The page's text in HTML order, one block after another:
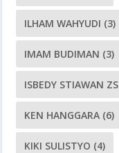
ILHAM WAHYUDI (3)
IMAM BUDIMAN (3)
ISBEDY STIAWAN ZS
KEN HANGGARA (6)
KIKI SULISTYO (4)